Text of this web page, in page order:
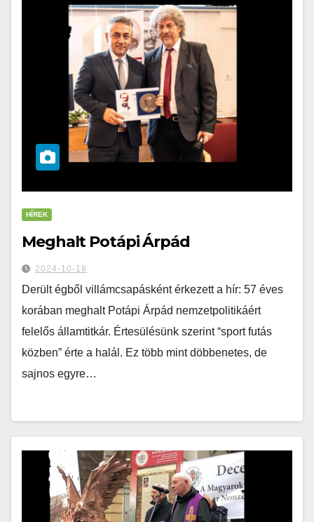
HÍREK
Meghalt Potápi Árpád
2024-10-18
Derült égből villámcsapásként érkezett a hír: 57 éves
korában meghalt Potápi Árpád nemzetpolitikáért
felelős államtitkár. Értesülésünk szerint “sport futás
közben” érte a halál. Ez több mint döbbenetes, de
sajnos egyre…